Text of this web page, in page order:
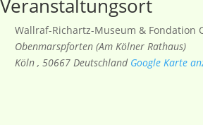
Veranstaltungsort
Wallraf-Richartz-Museum & Fondation
Obenmarspforten (Am Kölner Rathaus)
Köln , 50667 Deutschland Google Karte